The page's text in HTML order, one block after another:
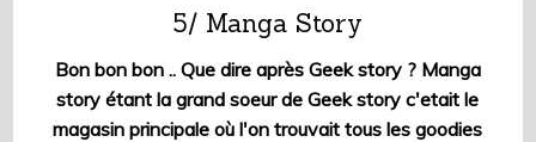
5/ Manga Story
Bon bon bon .. Que dire après Geek story ? Manga
story étant la grand soeur de Geek story c'etait le
magasin principale où l'on trouvait tous les goodies